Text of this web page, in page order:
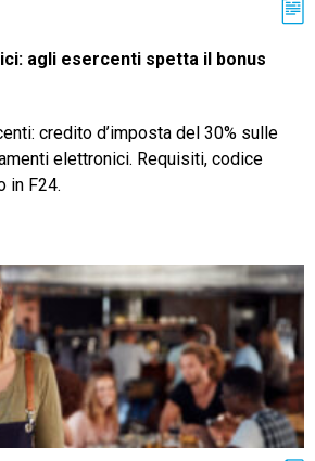
agli esercenti spetta il bonus
credito d’imposta del 30% sulle
elettronici. Requisiti, codice
in F24.